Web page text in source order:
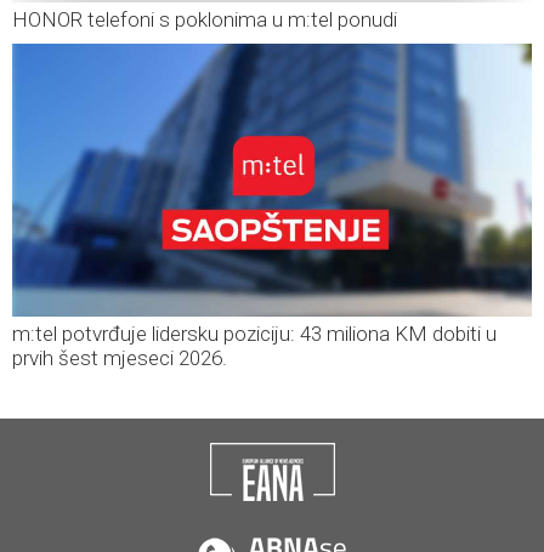
HONOR telefoni s poklonima u m:tel ponudi
m:tel potvrđuje lidersku poziciju: 43 miliona KM dobiti u
prvih šest mjeseci 2026.